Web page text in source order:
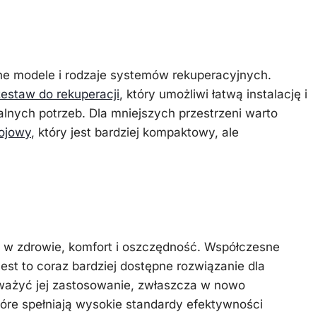
modele i rodzaje systemów rekuperacyjnych.
do rekuperacji, który umożliwi łatwą instalację i
potrzeb. Dla mniejszych przestrzeni warto
, który jest bardziej kompaktowy, ale
zdrowie, komfort i oszczędność. Współczesne
to coraz bardziej dostępne rozwiązanie dla
jej zastosowanie, zwłaszcza w nowo
spełniają wysokie standardy efektywności